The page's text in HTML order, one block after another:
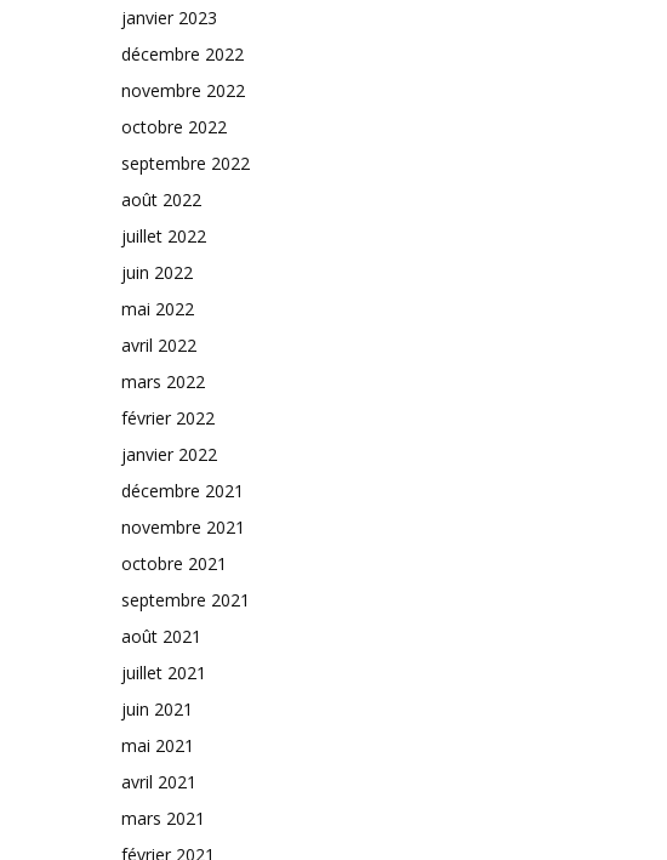
janvier 2023
décembre 2022
novembre 2022
octobre 2022
septembre 2022
août 2022
juillet 2022
juin 2022
mai 2022
avril 2022
mars 2022
février 2022
janvier 2022
décembre 2021
novembre 2021
octobre 2021
septembre 2021
août 2021
juillet 2021
juin 2021
mai 2021
avril 2021
mars 2021
février 2021